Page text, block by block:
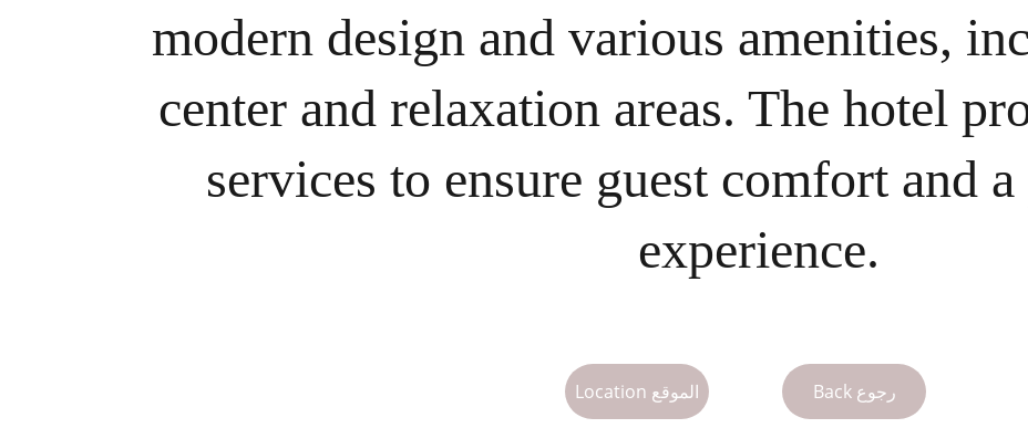
Back رجوع
modern design and various amenities,
center and relaxation areas. The hotel
services to ensure guest comfort and
experience.
Location الموقع